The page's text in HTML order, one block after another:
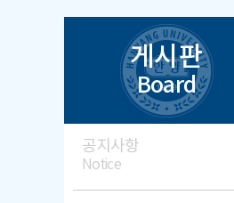
게시판
Board
공지사항
Notice